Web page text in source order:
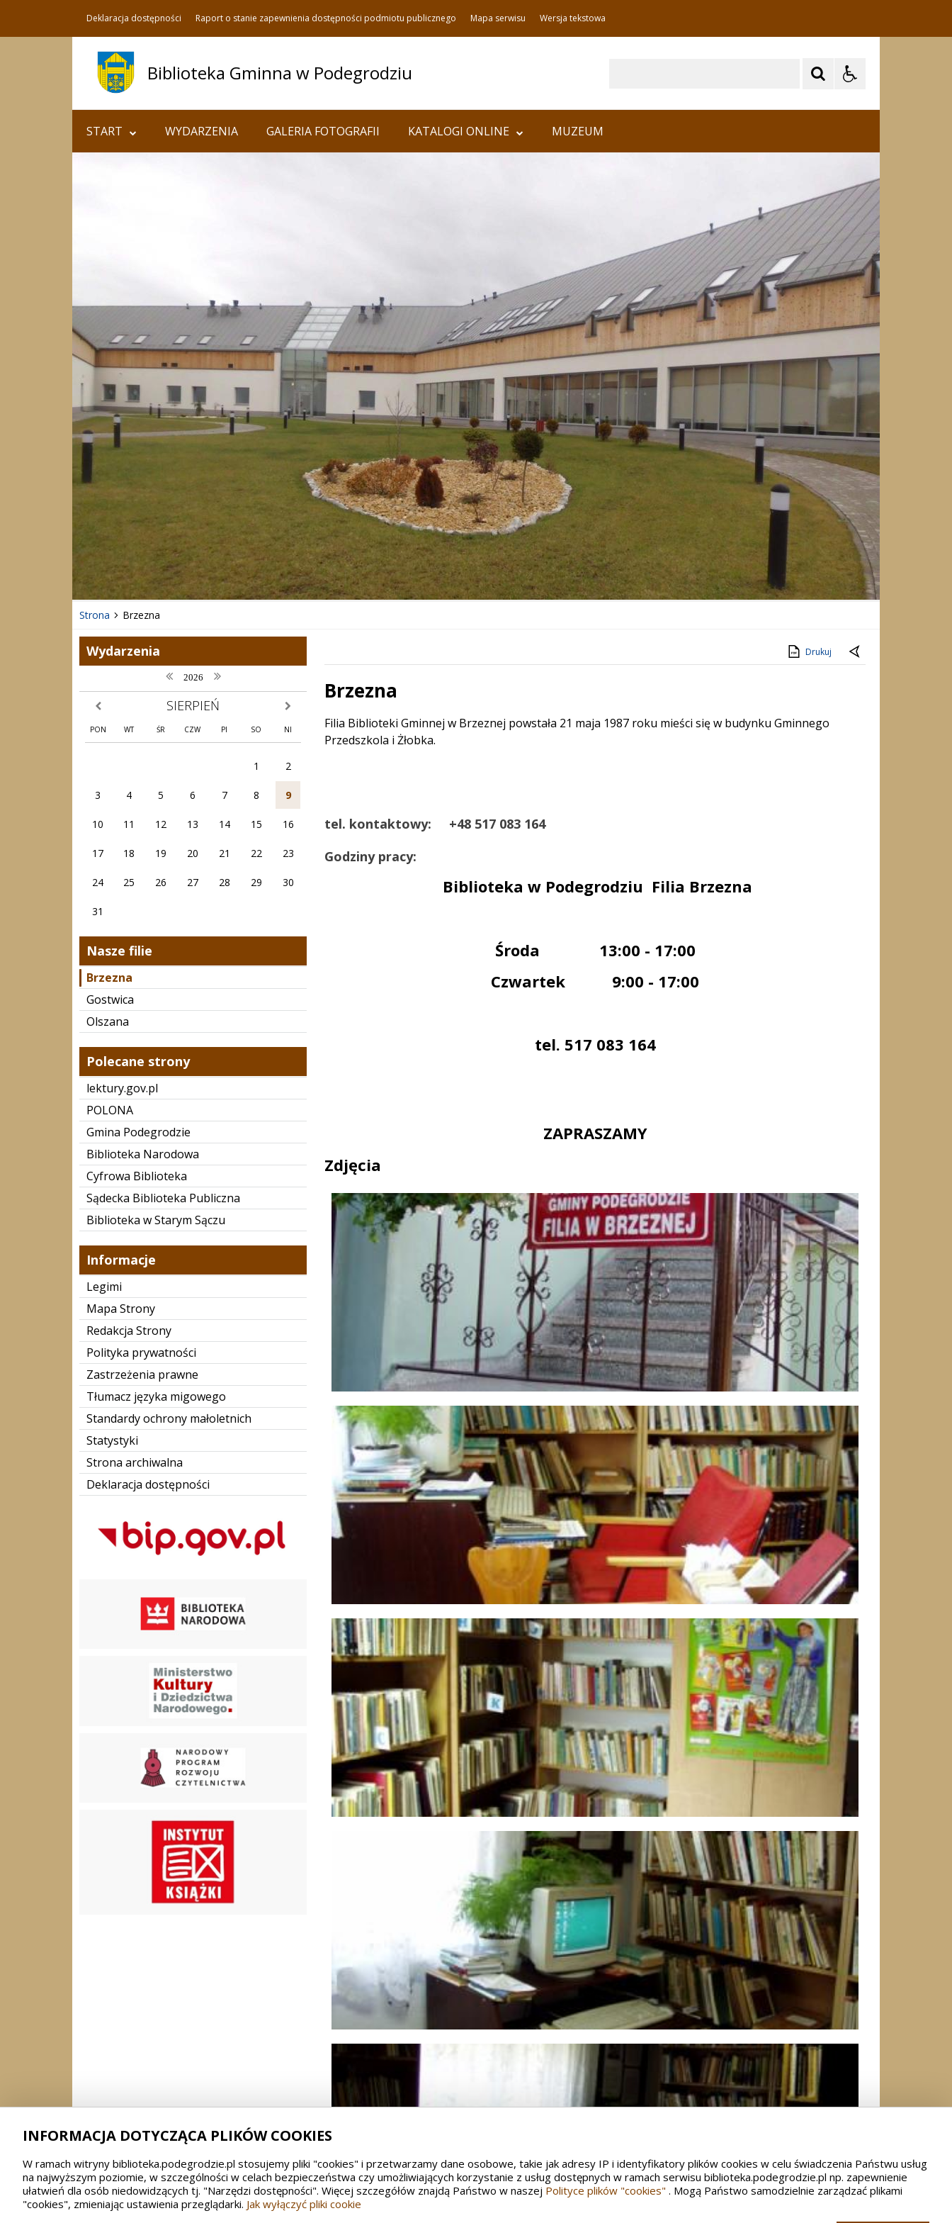
Deklaracja dostępności Raport o stanie zapewnienia dostępności podmiotu publicznego Mapa serwisu Wersja tekstowa
Biblioteka Gminna w Podegrodziu
START WYDARZENIA GALERIA FOTOGRAFII KATALOGI ONLINE MUZEUM
Strona Brzezna
Wydarzenia
poprzedni rok
2026 następny rok
poprzedni miesiąc SIERPIEŃ następny miesiąc
PON WT ŚR CZW PI SO NI
1 2
3 4 5 6 7 8 9
10 11 12 13 14 15 16
17 18 19 20 21 22 23
24 25 26 27 28 29 30
31
Nasze filie
Brzezna
Gostwica
Olszana
Polecane strony
lektury.gov.pl
POLONA
Gmina Podegrodzie
Biblioteka Narodowa
Cyfrowa Biblioteka
Sądecka Biblioteka Publiczna
Biblioteka w Starym Sączu
Informacje
Legimi
Mapa Strony
Redakcja Strony
Polityka prywatności
Zastrzeżenia prawne
Tłumacz języka migowego
Standardy ochrony małoletnich
Statystyki
Strona archiwalna
Deklaracja dostępności
Drukuj
Brzezna
Treść
Filia Biblioteki Gminnej w Brzeznej powstała 21 maja 1987 roku mieści się w budynku Gminnego
Przedszkola i Żłobka.
tel. kontaktowy: +48 517 083 164
Godziny pracy:
Biblioteka w Podegrodziu Filia Brzezna
Środa 13:00 - 17:00
Czwartek 9:00 - 17:00
tel. 517 083 164
ZAPRASZAMY
Zdjęcia
INFORMACJA DOTYCZĄCA PLIKÓW COOKIES
W ramach witryny biblioteka.podegrodzie.pl stosujemy pliki "cookies" i przetwarzamy dane osobowe, takie jak adresy IP i identyfikatory plików cookies w celu świadczenia Państwu usług
na najwyższym poziomie, w szczególności w celach bezpieczeństwa czy umożliwiających korzystanie z usług dostępnych w ramach serwisu biblioteka.podegrodzie.pl np. zapewnienie
ułatwień dla osób niedowidzących tj. "Narzędzi dostępności". Więcej szczegółów znajdą Państwo w naszej Polityce plików "cookies" . Mogą Państwo samodzielnie zarządzać plikami
"cookies", zmieniając ustawienia przeglądarki. Jak wyłączyć pliki cookie